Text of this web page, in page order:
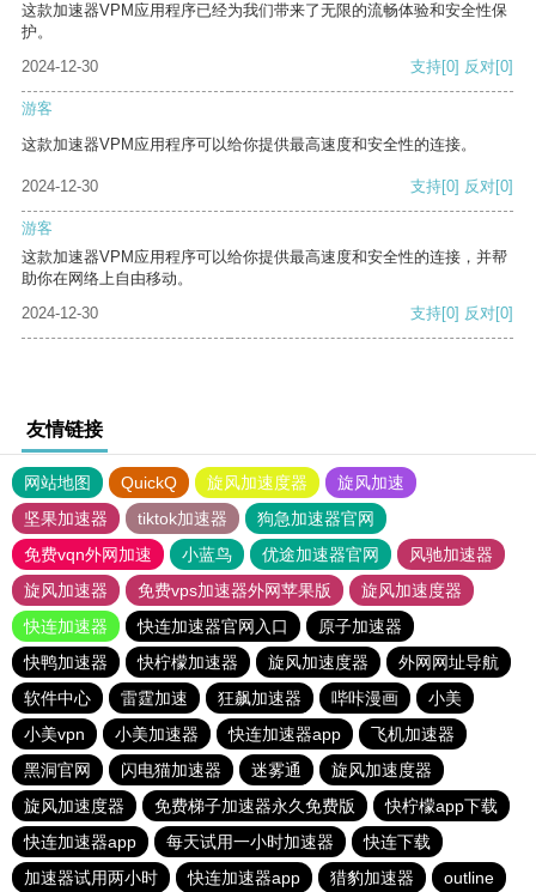
这款加速器VPM应用程序已经为我们带来了无限的流畅体验和安全性保
护。
2024-12-30
支持[0] 反对[0]
游客
这款加速器VPM应用程序可以给你提供最高速度和安全性的连接。
2024-12-30 支持[0] 反对[0]
游客
这款加速器VPM应用程序可以给你提供最高速度和安全性的连接，并帮
助你在网络上自由移动。
2024-12-30
支持[0] 反对[0]
友情链接
网站地图 QuickQ 旋风加速度器
旋风加速
坚果加速器
tiktok加速器
狗急加速器官网
免费vqn外网加速
小蓝鸟 优途加速器官网
风驰加速器
旋风加速器
免费vps加速器外网苹果版
旋风加速度器
快连加速器
快连加速器官网入口
原子加速器
快鸭加速器
快柠檬加速器 旋风加速度器
外网网址导航
软件中心
雷霆加速 狂飙加速器 哔咔漫画
小美
小美vpn
小美加速器 快连加速器app
飞机加速器
黑洞官网
闪电猫加速器 迷雾通
旋风加速度器
旋风加速度器
免费梯子加速器永久免费版
快柠檬app下载
快连加速器app
每天试用一小时加速器
快连下载
加速器试用两小时
快连加速器app 猎豹加速器 outline